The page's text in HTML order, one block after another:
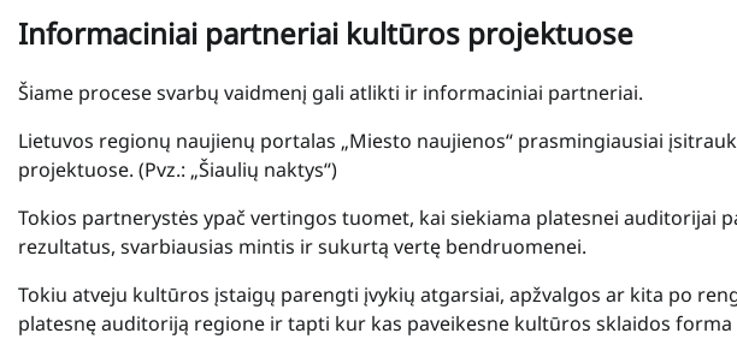
Informaciniai partneriai kultūros projektuose
Šiame procese svarbų vaidmenį gali atlikti ir informaciniai partneriai.
Lietuvos regionų naujienų portalas „Miesto naujienos“ prasmingiausiai
projektuose. (Pvz.: „Šiaulių naktys“)
Tokios partnerystės ypač vertingos tuomet, kai siekiama platesnei auditorijai
rezultatus, svarbiausias mintis ir sukurtą vertę bendruomenei.
Tokiu atveju kultūros įstaigų parengti įvykių atgarsiai, apžvalgos ar kita po
platesnę auditoriją regione ir tapti kur kas paveikesne kultūros sklaidos